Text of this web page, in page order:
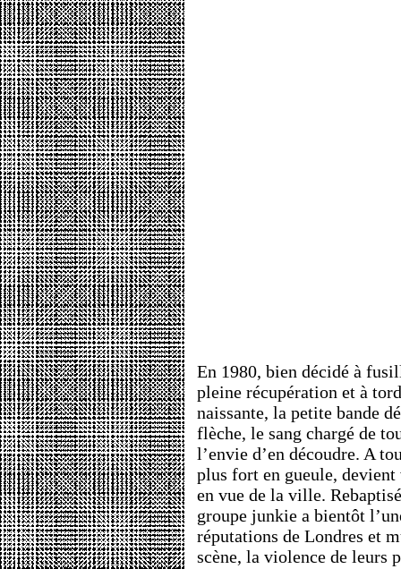
En 1980, bien décidé à
pleine récupération et à
naissante, la petite bande
flèche, le sang chargé de
l’envie d’en découdre. A
plus fort en gueule,
en vue de la ville.
groupe junkie a bientôt
réputations de Londres et
scène, la violence de leurs